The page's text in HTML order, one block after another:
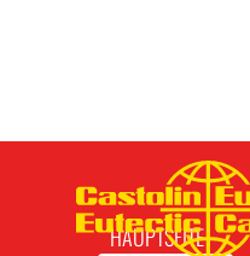
HAUPTSEITE
GreenFlux